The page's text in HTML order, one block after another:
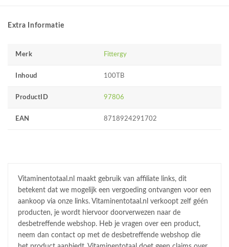
Extra Informatie
Merk Fittergy
Inhoud 100TB
ProductID 97806
EAN 8718924291702
Vitaminentotaal.nl maakt gebruik van affiliate links, dit
betekent dat we mogelijk een vergoeding ontvangen voor een
aankoop via onze links. Vitaminentotaal.nl verkoopt zelf géén
producten, je wordt hiervoor doorverwezen naar de
desbetreffende webshop. Heb je vragen over een product,
neem dan contact op met de desbetreffende webshop die